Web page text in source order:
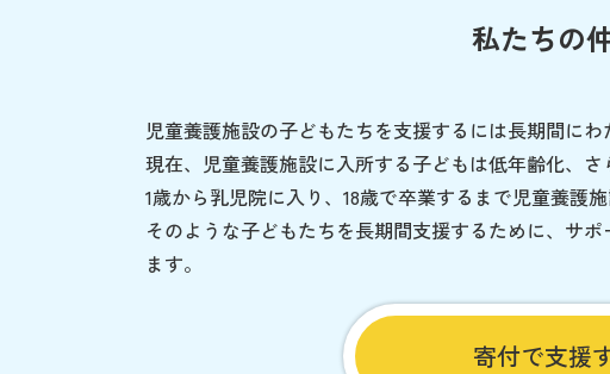
私たちの
児童養護施設の子どもたちを支援するには長期間にわ
現在、児童養護施設に入所する子どもは低年齢化、さ
1歳から乳児院に入り、18歳で卒業するまで児童養護
そのような子どもたちを長期間支援するために、サ
ます。
寄付で支援